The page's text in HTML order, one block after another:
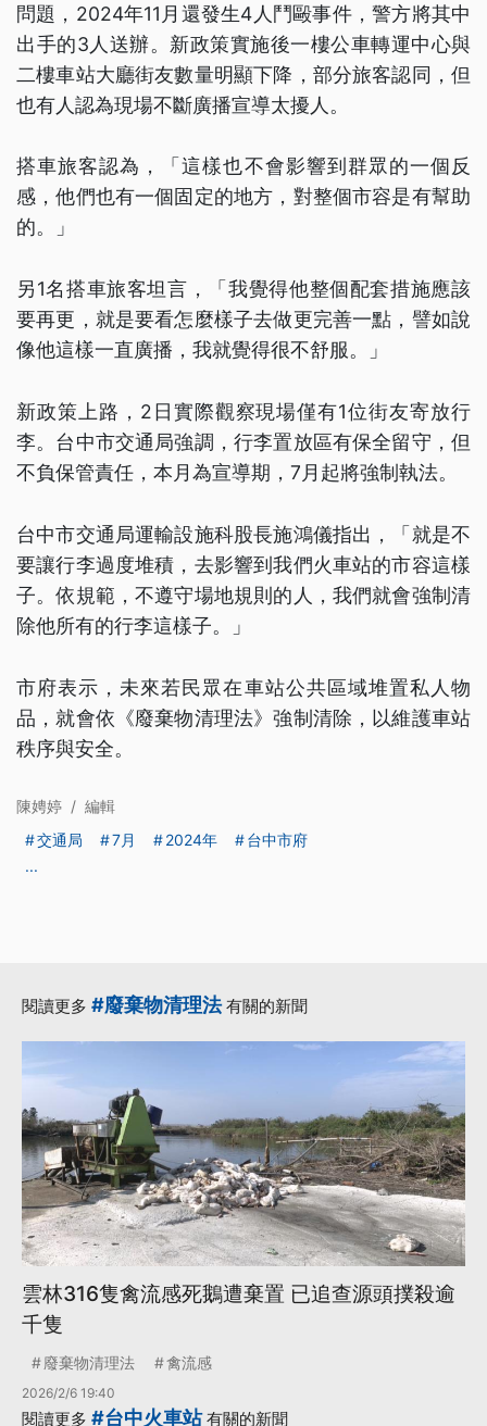
問題，2024年11月還發生4人鬥毆事件，警方將其中
出手的3人送辦。新政策實施後一樓公車轉運中心與
二樓車站大廳街友數量明顯下降，部分旅客認同，但
也有人認為現場不斷廣播宣導太擾人。
搭車旅客認為，「這樣也不會影響到群眾的一個反
感，他們也有一個固定的地方，對整個市容是有幫助
的。」
另1名搭車旅客坦言，「我覺得他整個配套措施應該
要再更，就是要看怎麼樣子去做更完善一點，譬如說
像他這樣一直廣播，我就覺得很不舒服。」
新政策上路，2日實際觀察現場僅有1位街友寄放行
李。台中市交通局強調，行李置放區有保全留守，但
不負保管責任，本月為宣導期，7月起將強制執法。
台中市交通局運輸設施科股長施鴻儀指出，「就是不
要讓行李過度堆積，去影響到我們火車站的市容這樣
子。依規範，不遵守場地規則的人，我們就會強制清
除他所有的行李這樣子。」
市府表示，未來若民眾在車站公共區域堆置私人物
品，就會依《廢棄物清理法》強制清除，以維護車站
秩序與安全。
陳娉婷 / 編輯
交通局
7月 2024年
台中市府
...
閱讀更多 #廢棄物清理法有關的新聞
雲林316隻禽流感死鵝遭棄置 已追查源頭撲殺逾
千隻
廢棄物清理法 禽流感
2026/2/6 19:40
閱讀更多 #台中火車站有關的新聞